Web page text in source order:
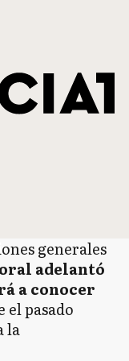
generales
adelantó
a conocer
el pasado
la